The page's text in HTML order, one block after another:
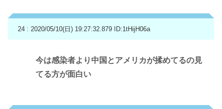
24 : 2020/05/10(日) 19:27:32.879 ID:1tHijH06a
今は感染者より中国とアメリカが揉めてるの見
てる方が面白い